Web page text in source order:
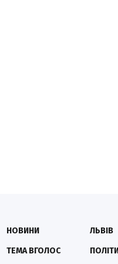
НОВИНИ
ТЕМА ВГОЛОС
ЛЬВІВ